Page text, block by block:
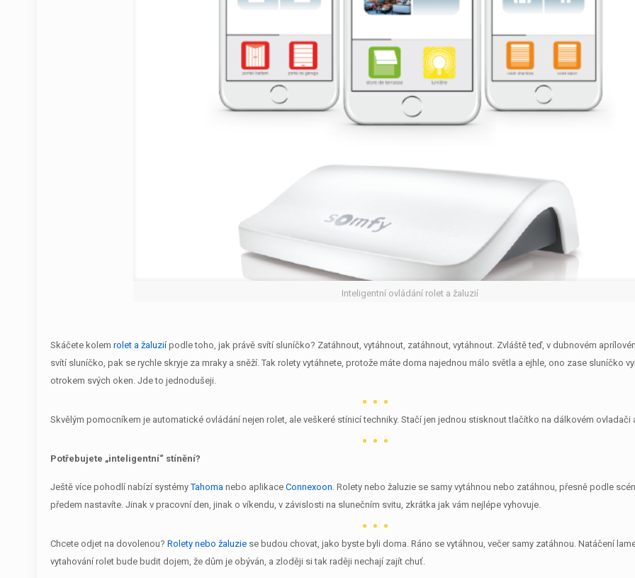
Inteligentní ovládání rolet a žaluzií
Skáčete kolemrolet a žaluziípodle toho, jak právě svítí sluníčko? Zatáhnout, vytáhnout, zatáhnout, vytáhnout. Zvláště teď, v dubnovém
svítí sluníčko, pak se rychle skryje za mraky a sněží. Tak rolety vytáhnete, protože máte doma najednou málo světla a ejhle, ono zase sluníčko
otrokem svých oken. Jde to jednodušeji.
Skvělým pomocníkem je automatické ovládání nejen rolet, ale veškeré stínicí techniky. Stačí jen jednou stisknout tlačítko na dálkovém ovladači
Potřebujete „inteligentní“ stínění?
Ještě více pohodlí nabízí systémyTahoma nebo aplikaceConnexoon. Rolety nebo žaluzie se samy vytáhnou nebo zatáhnou, přesně podle
předem nastavíte. Jinak v pracovní den, jinak o víkendu, v závislosti na slunečním svitu, zkrátka jak vám nejlépe vyhovuje.
Chcete odjet na dovolenou? Rolety nebo žaluzie se budou chovat, jako byste byli doma. Ráno se vytáhnou, večer samy zatáhnou. Natáčení
vytahování rolet bude budit dojem, že dům je obýván, a zloději si tak raději nechají zajít chuť.